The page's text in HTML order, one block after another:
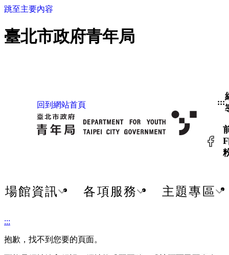
跳至主要內容
臺北市政府青年局
回到網站首頁 :::
場館資訊 各項服務 主題專區
:::
抱歉，找不到您要的頁面。